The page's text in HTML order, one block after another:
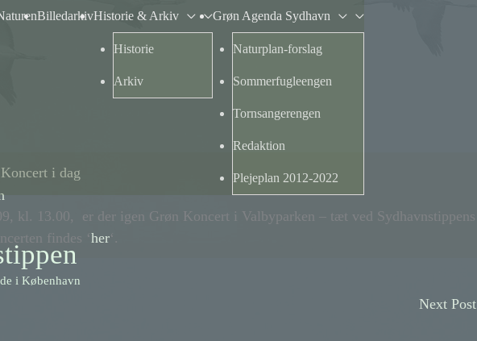
BilledarkivHistorie & Arkiv
Historie
Arkiv
Grøn Agenda Sydhavn
Naturplan-forslag
Sommerfugleengen
Tornsangerengen
Redaktion
Plejeplan 2012-2022
i København
i dag
kl. 13.00, er der igen Grøn Koncert i Valbyparken – tæt ved Sydhavnstippens
findes ‘her‘.
Next Post